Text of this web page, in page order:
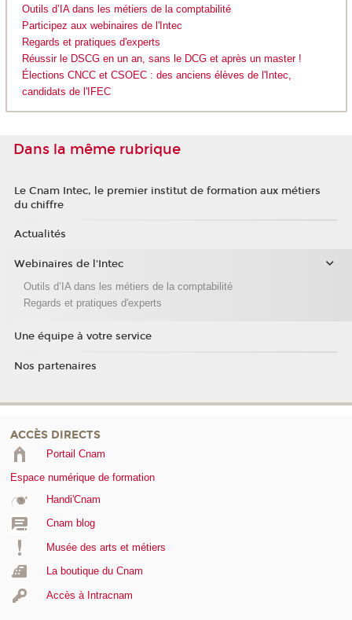
Outils d’IA dans les métiers de la comptabilité
Participez aux webinaires de l'Intec
Regards et pratiques d'experts
Réussir le DSCG en un an, sans le DCG et après un master !
Élections CNCC et CSOEC : des anciens élèves de l'Intec,
candidats de l'IFEC
Dans la même rubrique
Le Cnam Intec, le premier institut de formation aux métiers
du chiffre
Actualités
Webinaires de l'Intec
Outils d’IA dans les métiers de la comptabilité
Regards et pratiques d'experts
Une équipe à votre service
Nos partenaires
ACCÈS DIRECTS
Portail Cnam
Espace numérique de formation
Handi'Cnam
Cnam blog
Musée des arts et métiers
La boutique du Cnam
Accès à Intracnam